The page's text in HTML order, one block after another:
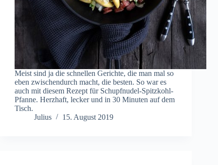
Meist sind ja die schnellen Gerichte, die man mal so
eben zwischendurch macht, die besten. So war es
auch mit diesem Rezept für Schupfnudel-Spitzkohl-
Pfanne. Herzhaft, lecker und in 30 Minuten auf dem
Tisch.
Julius
15. August 2019